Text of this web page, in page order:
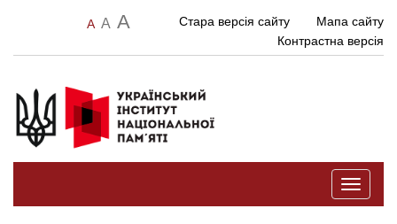
A A A Стара версія сайту
Мапа сайту
Контрастна версія
Toggle